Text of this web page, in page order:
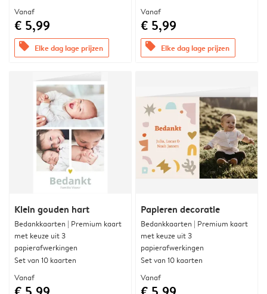
Vanaf
€ 5,99
offers Elke dag lage prijzen
Vanaf
€ 5,99
offers Elke dag lage prijzen
Klein gouden hart
Bedankkaarten | Premium kaart
met keuze uit 3
papierafwerkingen
Set van 10 kaarten
Vanaf
Papieren decoratie
Bedankkaarten | Premium kaart
met keuze uit 3
papierafwerkingen
Set van 10 kaarten
Vanaf